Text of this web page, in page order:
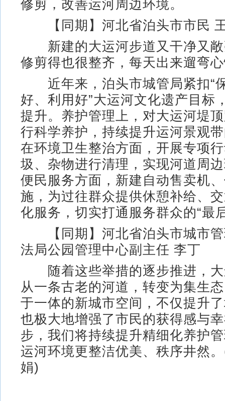
修剪，改善运河周边环境。
【同期】河北省泊头市市民
新建的大运河步道又干净又敞
修剪得也很整齐，每天出来遛弯
近年来，泊头市城管局紧扣“
好、利用好”大运河文化遗产目标
提升。养护管理上，对大运河堤
行科学养护，持续提升运河景观
在环境卫生整治方面，开展专项
圾、杂物进行清理，实现河道周
便民服务方面，新建自动售卖机
施，为过往群众提供休憩补给、
化服务，切实打通服务群众的“最
【同期】河北省泊头市城市管
法局公园管理中心副主任 李丁
随着这些举措的逐步推进，大
从一条古老的河道，转变为集生
于一体的新城市空间，不仅提升
也极大地增强了市民的获得感与
步，我们将持续提升精细化养护
运河环境更整洁优美、秩序井然
娟)